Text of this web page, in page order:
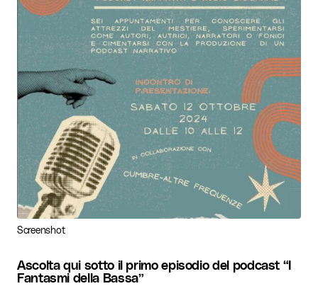
Screenshot
Ascolta qui sotto il primo episodio del podcast “I
Fantasmi della Bassa”